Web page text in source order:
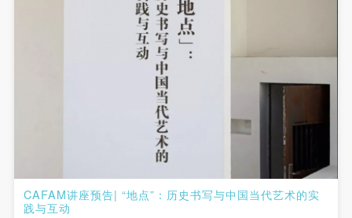
CAFAM讲座预告| “地点”：历史书写与中国当代艺术的实
践与互动
参与活动者在参与活动时应当在美术馆工作人员及活
动导师、教师指导下进行，并正确的使用活动中所涉
及到的绘画工具、创作材料及配套设备、设施，若参
与者因个人原因在使用相应绘画工具、创作材料及配
套设备、设施造成个人受伤、伤害他人及造成相应工
具、材料、设备或设施的故障或损坏。参与活动者应
当承当相应的全部责任，并主动赔偿相应的经济损
失。活动中任何非事故当事人及美术馆将不承担人身
事故的任何责任。
参与活动者在参与活动时应当在美术馆工作人员及活
动导师、教师指导下进行，并正确的使用活动中所涉
及到的绘画工具、创作材料及配套设备、设施，若参
与者因个人原因在使用相应绘画工具、创作材料及配
套设备、设施造成个人受伤、伤害他人及造成相应工
具、材料、设备或设施的故障或损坏。参与活动者应
当承当相应的全部责任，并主动赔偿相应的经济损
失。活动中任何非事故当事人及美术馆将不承担人身
事故的任何责任。
参与活动者在参与活动时应当在美术馆工作人员及活
动导师、教师指导下进行，并正确的使用活动中所涉
及到的绘画工具、创作材料及配套设备、设施，若参
与者因个人原因在使用相应绘画工具、创作材料及配
套设备、设施造成个人受伤、伤害他人及造成相应工
具、材料、设备或设施的故障或损坏。参与活动者应
当承当相应的全部责任，并主动赔偿相应的经济损
失。活动中任何非事故当事人及美术馆将不承担人身
事故的任何责任。